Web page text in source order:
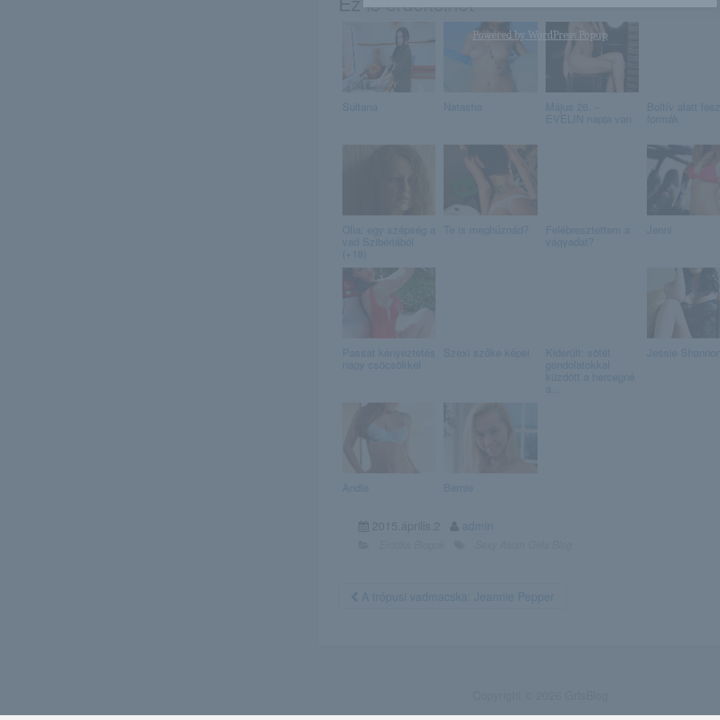
Sultana Natasha Május 26. –
EVELIN napja van
Boltív alatt
formák
Olia: egy szépség a
vad Szibériából
(+18)
Te is meghúznád? Felébresztettem a
vágyadat?
Jenni
Passat kényeztetés
nagy csöcsökkel
Szexi szőke képei Kiderült: sötét
gondolatokkal
küzdött a hercegné
a...
Jessie Shannon
Andie Bernie
admin
A trópusi vadmacska: Jeannie Pepper
Powered by WordPress Popup